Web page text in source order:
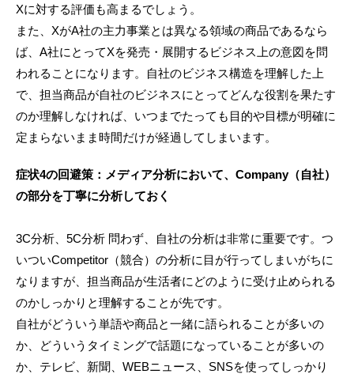
Xに対する評価も高まるでしょう。
また、XがA社の主力事業とは異なる領域の商品であるなら
ば、A社にとってXを発売・展開するビジネス上の意図を問
われることになります。自社のビジネス構造を理解した上
で、担当商品が自社のビジネスにとってどんな役割を果たす
のか理解しなければ、いつまでたっても目的や目標が明確に
定まらないまま時間だけが経過してしまいます。
症状4の回避策：メディア分析において、Company（自社）
の部分を丁寧に分析しておく
3C分析、5C分析 問わず、自社の分析は非常に重要です。つ
いついCompetitor（競合）の分析に目が行ってしまいがちに
なりますが、担当商品が生活者にどのように受け止められる
のかしっかりと理解することが先です。
自社がどういう単語や商品と一緒に語られることが多いの
か、どういうタイミングで話題になっていることが多いの
か、テレビ、新聞、WEBニュース、SNSを使ってしっかり